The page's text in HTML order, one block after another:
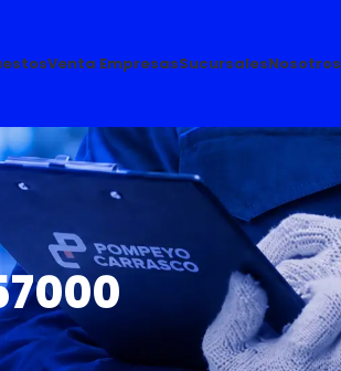
Venta EmpresasSucursalesNosotros